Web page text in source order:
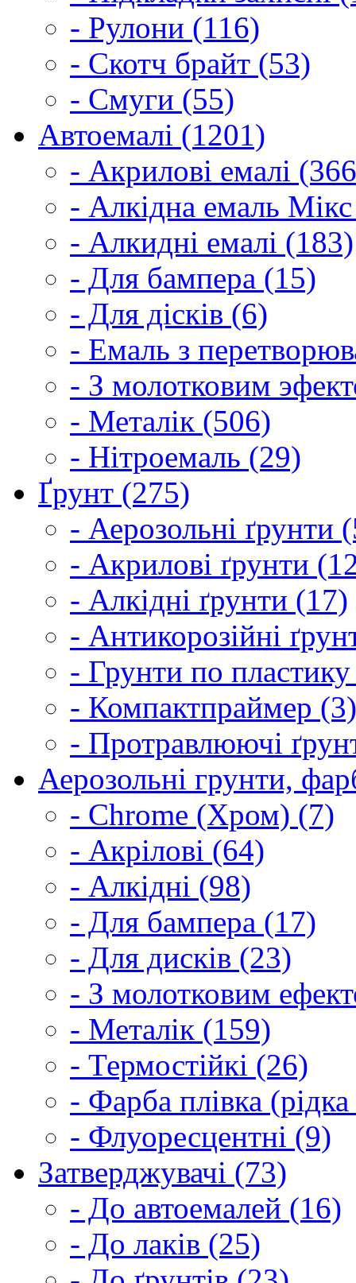
- Рулони (116)
- Скотч брайт (53)
- Смуги (55)
Автоемалі (1201)
- Акрилові емалі
- Алкідна емаль
- Алкидні емалі (183)
- Для бампера (15)
- Для дісків (6)
- Емаль з
- З молотковим
- Металік (506)
- Нітроемаль (29)
Ґрунт (275)
- Аерозольні ґрунти
- Акрилові ґрунти
- Алкідні ґрунти (17)
- Антикорозійні
- Грунти по
- Компактпраймер (3)
- Протравлюючі
Аерозольні грунти,
- Chrome (Хром) (7)
- Акрілові (64)
- Алкідні (98)
- Для бампера (17)
- Для дисків (23)
- З молотковим
- Металік (159)
- Термостійкі (26)
- Фарба плівка
- Флуоресцентні (9)
Затверджувачі (73)
- До автоемалей (16)
- До лаків (25)